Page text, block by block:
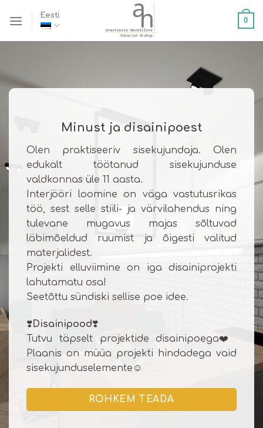
Eesti
0
Minust ja disainipoest
Olen praktiseeriv sisekujundaja. Olen
edukalt töötanud sisekujunduse
valdkonnas üle 11 aasta.
Interjööri loomine on väga vastutusrikas
töö, sest selle stiili- ja värvilahendus ning
tulevane mugavus majas sõltuvad
läbimõeldud ruumist ja õigesti valitud
materjalidest.
Projekti elluviimine on iga disainiprojekti
lahutamatu osa!
Seetõttu sündiski sellise poe idee.
❣️Disainipood❣️
Tutvu täpselt projektide disainipoega❤️
Plaanis on müüa projekti hindadega vaid
sisekujunduselemente☺️
ROHKEM TEADA